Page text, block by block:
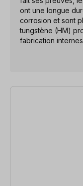
ont une longue
corrosion et sont
tungstène (HM)
fabrication
8 articles trouvés